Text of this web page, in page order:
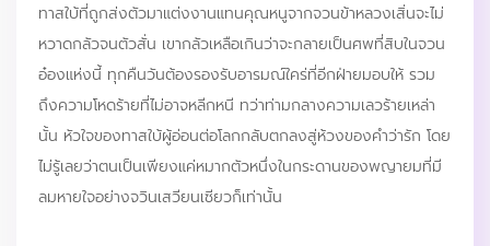
ทาสใบ้ที่ถูกส่งตัวมาแต่งงานแทนคุณหนูจากจวนข้าหลวงเสิ่นจะไม่
หวาดกลัวจนตัวสั่น เขากลัวเหลือเกินว่าจะกลายเป็นศพที่สิบในจวน
อ๋องแห่งนี้ ทุกคืนวันต้องรองรับอารมณ์ใคร่ที่อีกฝ่ายมอบให้ รวม
ถึงความโหดร้ายที่ไม่อาจหลีกหนี ทว่าท่ามกลางความเลวร้ายเหล่า
นั้น หัวใจของทาสใบ้ผู้อ่อนต่อโลกกลับตกลงสู่ห้วงของคำว่ารัก โดย
ไม่รู้เลยว่าตนเป็นเพียงแค่หมากตัวหนึ่งในกระดานของพญายมที่มี
ลมหายใจอย่างจวินเสวียนเซียวก็เท่านั้น